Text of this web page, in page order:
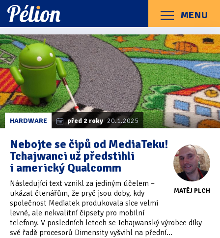
Přejít
na
štítky
Přejít
na
kategorie
Přejít
na
obsah
MENU
Menu
Články
Příručky O Pélionu Kontakt
Kategorie článků
Dotazníky
(3)
Hardware(163)
Braillské řádky(31)
Lupy (8)
Mobilní zařízení(85)
Počítače a notebooky (66)
Zápisníky (7)
Názory & zkušenosti(143)
Články
z
kategorie
MediaTek
HARDWARE před 2 roky 20.1.2025
MATĚJ PLCH
Nebojte se čipů od MediaTeku!
Tchajwanci už předstihli
i americký Qualcomm
Následující text vznikl za jediným účelem –
ukázat čtenářům, že pryč jsou doby, kdy
společnost Mediatek produkovala sice velmi
levné, ale nekvalitní čipsety pro mobilní
telefony. V posledních letech se Tchajwanský výrobce díky
své řadě procesorů Dimensity vyšvihl na přední...